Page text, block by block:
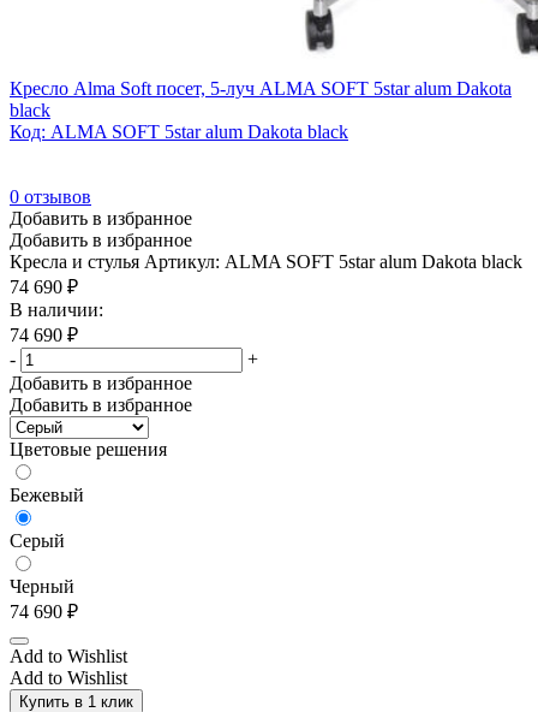
Кресло Alma Soft посет, 5-луч ALMA SOFT 5star alum Dakota
black
Код: ALMA SOFT 5star alum Dakota black
0 отзывов
Добавить в избранное
Добавить в избранное
Кресла и стулья Артикул: ALMA SOFT 5star alum Dakota black
74 690 ₽
В наличии:
74 690 ₽
-
+
Добавить в избранное
Добавить в избранное
Цветовые решения
Бежевый
Серый
Черный
74 690 ₽
Add to Wishlist
Add to Wishlist
Купить в 1 клик